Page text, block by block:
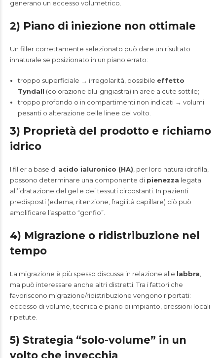
generano un eccesso volumetrico.
2) Piano di iniezione non ottimale
Un filler correttamente selezionato può dare un risultato
innaturale se posizionato in un piano errato:
troppo superficiale → irregolarità, possibile effetto
Tyndall (colorazione blu-grigiastra) in aree a cute sottile;
troppo profondo o in compartimenti non indicati → volumi
pesanti o alterazione delle linee del volto.
3) Proprietà del prodotto e richiamo
idrico
I filler a base di acido ialuronico (HA) , per loro natura idrofila,
possono determinare una componente di pienezza legata
all’idratazione del gel e dei tessuti circostanti. In pazienti
predisposti (edema, ritenzione, fragilità capillare) ciò può
amplificare l’aspetto “gonfio”.
4) Migrazione o ridistribuzione nel
tempo
La migrazione è più spesso discussa in relazione alle labbra
ma può interessare anche altri distretti. Tra i fattori che
favoriscono migrazione/ridistribuzione vengono riportati:
eccesso di volume, tecnica e piano di impianto, pressioni locali
ripetute.
5) Strategia “solo-volume” in un
volto che invecchia